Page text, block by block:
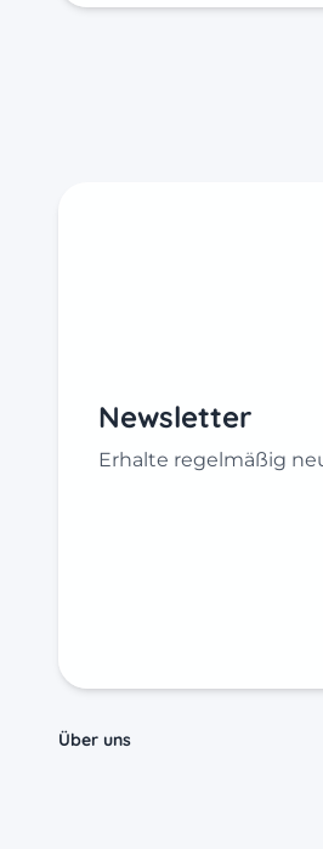
Newsletter
Erhalte regelmäßig
Über uns